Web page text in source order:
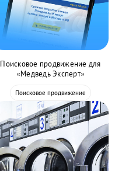
Поисковое продвижение для
«Медведь Эксперт»
Поисковое продвижение